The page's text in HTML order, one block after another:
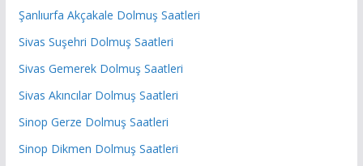
Şanlıurfa Akçakale Dolmuş Saatleri
Sivas Suşehri Dolmuş Saatleri
Sivas Gemerek Dolmuş Saatleri
Sivas Akıncılar Dolmuş Saatleri
Sinop Gerze Dolmuş Saatleri
Sinop Dikmen Dolmuş Saatleri